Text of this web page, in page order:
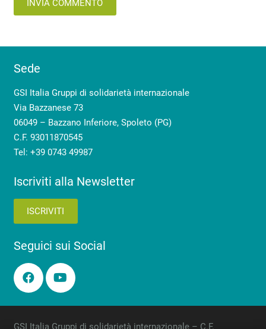
INVIA COMMENTO
Sede
GSI Italia Gruppi di solidarietà internazionale
Via Bazzanese 73
06049 – Bazzano Inferiore, Spoleto (PG)
C.F. 93011870545
Tel: +39 0743 49987
Iscriviti alla Newsletter
ISCRIVITI
Seguici sui Social
GSI Italia Gruppi di solidarietà internazionale – C.F.